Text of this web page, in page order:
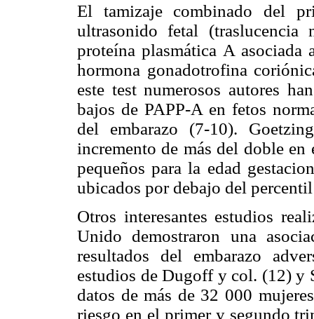
El tamizaje combinado del
ultrasonido fetal (traslucencia
proteína plasmática A
hormona gonadotrofina
este test numerosos autores
bajos de PAPP-A en fetos
del embarazo (7-10).
incremento de más del doble en
pequeños para la edad
ubicados por debajo del
Otros interesantes estudios
Unido demostraron una
resultados del embarazo
estudios de Dugoff y col. (12) y
datos de más de 32 000
riesgo en el primer y segundo